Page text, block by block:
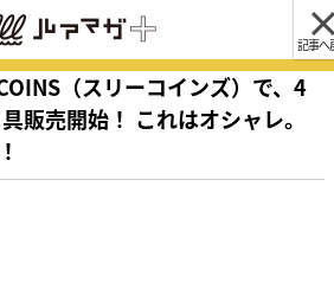
記事へ
（スリーコインズ）で、4
販売開始！ これはオシャレ。